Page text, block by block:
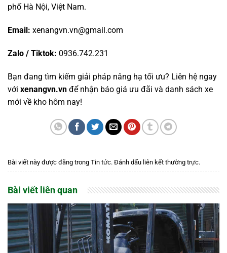
phố Hà Nội, Việt Nam.
Email: xenangvn.vn@gmail.com
Zalo / Tiktok: 0936.742.231
Bạn đang tìm kiếm giải pháp nâng hạ tối ưu? Liên hệ ngay
với xenangvn.vn để nhận báo giá ưu đãi và danh sách xe
mới về kho hôm nay!
Bài viết này được đăng trong Tin tức. Đánh dấu liên kết thường trực.
Bài viết liên quan